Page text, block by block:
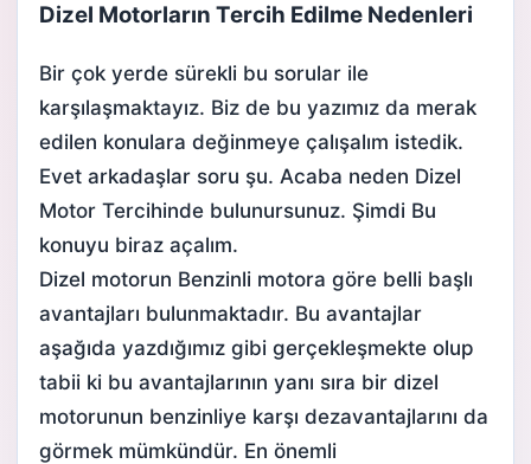
Dizel Motorların Tercih Edilme Nedenleri
Bir çok yerde sürekli bu sorular ile
karşılaşmaktayız. Biz de bu yazımız da merak
edilen konulara değinmeye çalışalım istedik.
Evet arkadaşlar soru şu. Acaba neden Dizel
Motor Tercihinde bulunursunuz. Şimdi Bu
konuyu biraz açalım.
Dizel motorun Benzinli motora göre belli başlı
avantajları bulunmaktadır. Bu avantajlar
aşağıda yazdığımız gibi gerçekleşmekte olup
tabii ki bu avantajlarının yanı sıra bir dizel
motorunun benzinliye karşı dezavantajlarını da
görmek mümkündür. En önemli